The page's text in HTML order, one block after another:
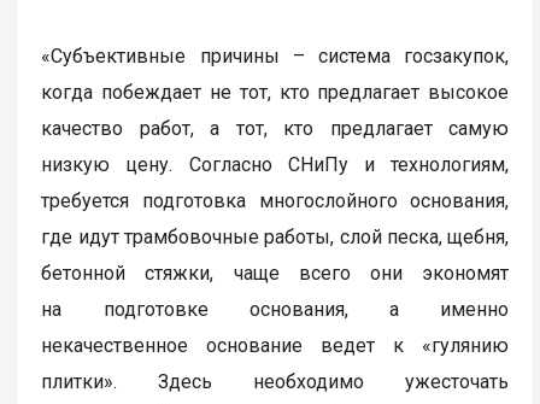
«Субъективные причины – система госзакупок,
когда побеждает не тот, кто предлагает высокое
качество работ, а тот, кто предлагает самую
низкую цену. Согласно СНиПу и технологиям,
требуется подготовка многослойного основания,
где идут трамбовочные работы, слой песка, щебня,
бетонной стяжки, чаще всего они экономят
на подготовке основания, а именно
некачественное основание ведет к «гулянию
плитки». Здесь необходимо ужесточать